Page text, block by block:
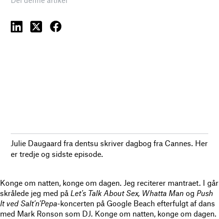
Julie Daugaard fra dentsu skriver dagbog fra Cannes. Her
er tredje og sidste episode.
Konge om natten, konge om dagen. Jeg reciterer mantraet. I går
skrålede jeg med på Let’s Talk About Sex, Whatta Man og Push
It ved Salt’n’Pepa-koncerten på Google Beach efterfulgt af dans
med Mark Ronson som DJ. Konge om natten, konge om dagen.